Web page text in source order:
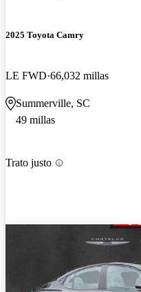
2025 Toyota Camry
LE FWD 66,032 millas
Summerville, SC
49 millas
Trato justo